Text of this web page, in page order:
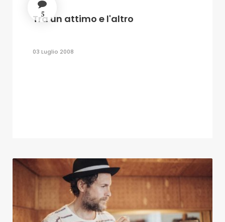
5
Tra un attimo e l'altro
03 Luglio 2008